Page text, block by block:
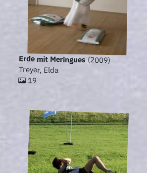
Erde mit Meringues (2009)
Treyer, Elda
19